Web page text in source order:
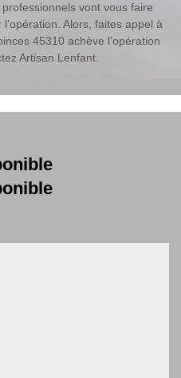
vont vous faire
Alors, faites appel à
45310 achève l’opération
Artisan Lenfant.